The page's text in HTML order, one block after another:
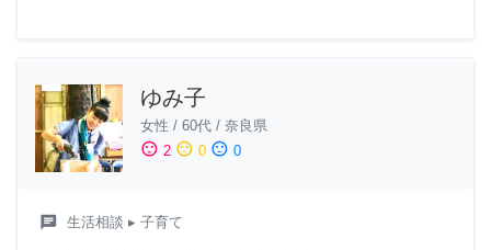
ゆみ子
女性 / 60代 / 奈良県
sentiment_satisfied 2 sentiment_neutral 0 sentiment_dissatisfied 0
chat 生活相談 ▸ 子育て